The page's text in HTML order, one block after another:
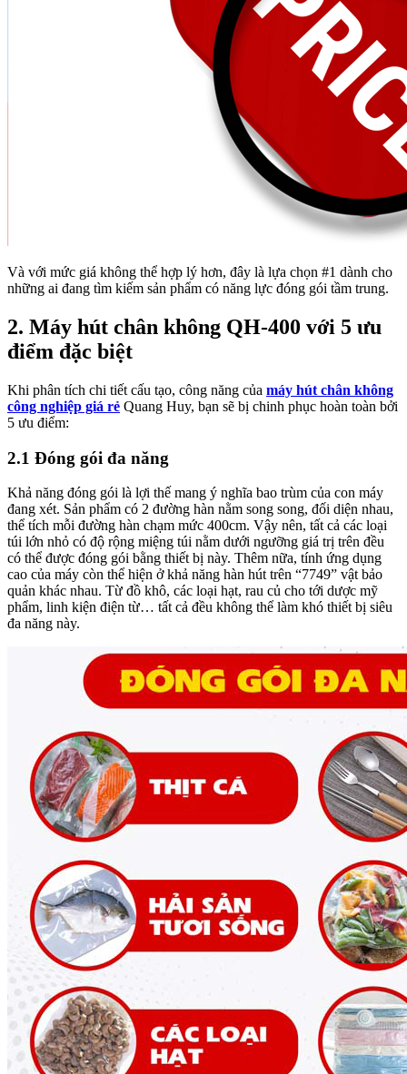
Và với mức giá không thể hợp lý hơn, đây là lựa chọn #1 dành cho
những ai đang tìm kiếm sản phẩm có năng lực đóng gói tầm trung.
2. Máy hút chân không QH-400 với 5 ưu
điểm đặc biệt
Khi phân tích chi tiết cấu tạo, công năng của máy hút chân không
công nghiệp giá rẻ Quang Huy, bạn sẽ bị chinh phục hoàn toàn bởi
5 ưu điểm:
2.1 Đóng gói đa năng
Khả năng đóng gói là lợi thế mang ý nghĩa bao trùm của con máy
đang xét. Sản phẩm có 2 đường hàn nằm song song, đối diện nhau,
thể tích mỗi đường hàn chạm mức 400cm. Vậy nên, tất cả các loại
túi lớn nhỏ có độ rộng miệng túi nằm dưới ngưỡng giá trị trên đều
có thể được đóng gói bằng thiết bị này. Thêm nữa, tính ứng dụng
cao của máy còn thể hiện ở khả năng hàn hút trên “7749” vật bảo
quản khác nhau. Từ đồ khô, các loại hạt, rau củ cho tới dược mỹ
phẩm, linh kiện điện từ… tất cả đều không thể làm khó thiết bị siêu
đa năng này.